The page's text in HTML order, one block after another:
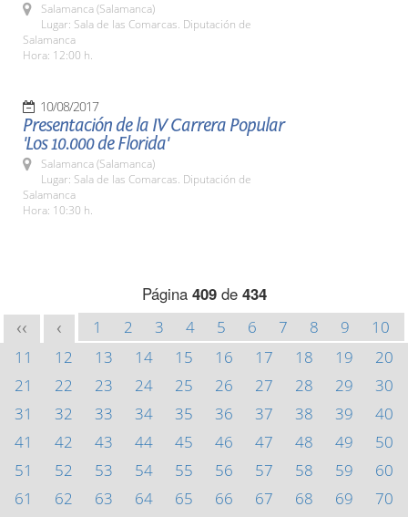
Salamanca (Salamanca)
Lugar: Sala de las Comarcas. Diputación de
Salamanca
Hora: 12:00 h.
10/08/2017
Presentación de la IV Carrera Popular
'Los 10.000 de Florida'
Salamanca (Salamanca)
Lugar: Sala de las Comarcas. Diputación de
Salamanca
Hora: 10:30 h.
Página 409de 434
<< < 1 2 3 4 5 6 7 8 9
10
11
12 13 14 15 16 17 18 19
20
21
22 23 24 25 26 27 28 29
30
31
32 33 34 35 36 37 38 39
40
41
42 43 44 45 46 47 48 49
50
51
52 53 54 55 56 57 58 59
60
61
62 63 64 65 66 67 68 69
70